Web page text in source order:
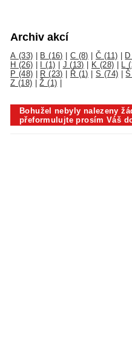
Archiv akcí
A (33) B (16) C (8) |Č (11)
H (26)
I (1) J (13) K (28) L
P (48)
R (23) Ř (1) |S (74) |
Z (18) |Ž (1)
Bohužel nebyly nalezeny
přeformulujte prosím Váš